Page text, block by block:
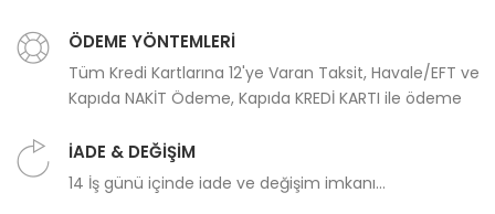
ÖDEME YÖNTEMLERİ
Tüm Kredi Kartlarına 12'ye Varan Taksit, Havale/EFT ve
Kapıda NAKİT Ödeme, Kapıda KREDİ KARTI ile ödeme
İADE & DEĞİŞİM
14 İş günü içinde iade ve değişim imkanı...